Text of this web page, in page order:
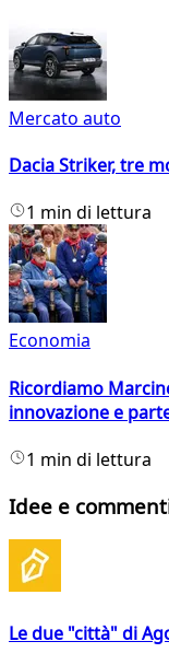
Mercato auto
Dacia Striker, tre
1 min di lettura
Economia
Ricordiamo
innovazione e
1 min di lettura
Idee e
Le due "città" di